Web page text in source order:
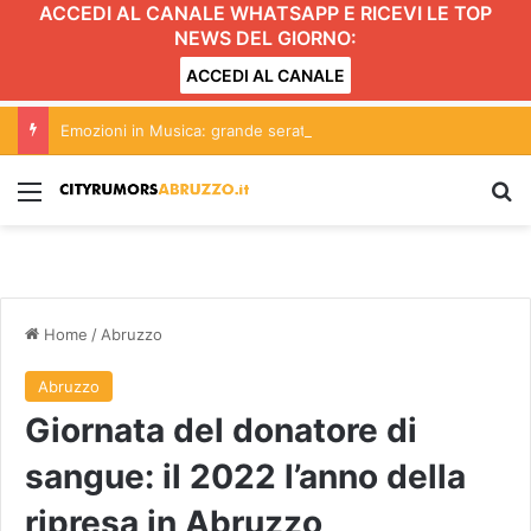
ACCEDI AL CANALE WHATSAPP E RICEVI LE TOP
NEWS DEL GIORNO:
ACCEDI AL CANALE
Menu
Home /Abruzzo
Abruzzo
Giornata del donatore di
sangue: il 2022 l’anno della